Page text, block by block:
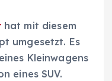
hat mit diesem
umgesetzt. Es
Kleinwagens
eines SUV.